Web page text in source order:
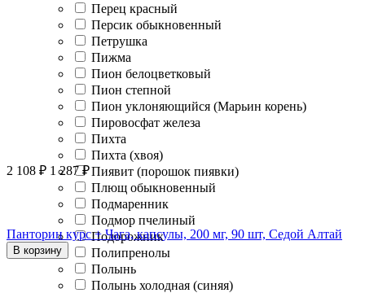
Перец красный
Персик обыкновенный
Петрушка
Пижма
Пион белоцветковый
Пион степной
Пион уклоняющийся (Марьин корень)
Пировосфат железа
Пихта
Пихта (хвоя)
Пиявит (порошок пиявки)
Плющ обыкновенный
Подмаренник
Подмор пчелиный
Подорожник
Полипренолы
Полынь
Полынь холодная (синяя)
2 108 ₽ 1 287 ₽
Панторин курс + Чага, капсулы, 200 мг, 90 шт, Седой Алтай
В корзину